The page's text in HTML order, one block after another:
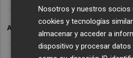
ARCHIVADO EN MUSEU DE BELLES
Nosotros y nuestros socios
cookies y tecnologías
almacenar y acceder a
dispositivo y procesar datos